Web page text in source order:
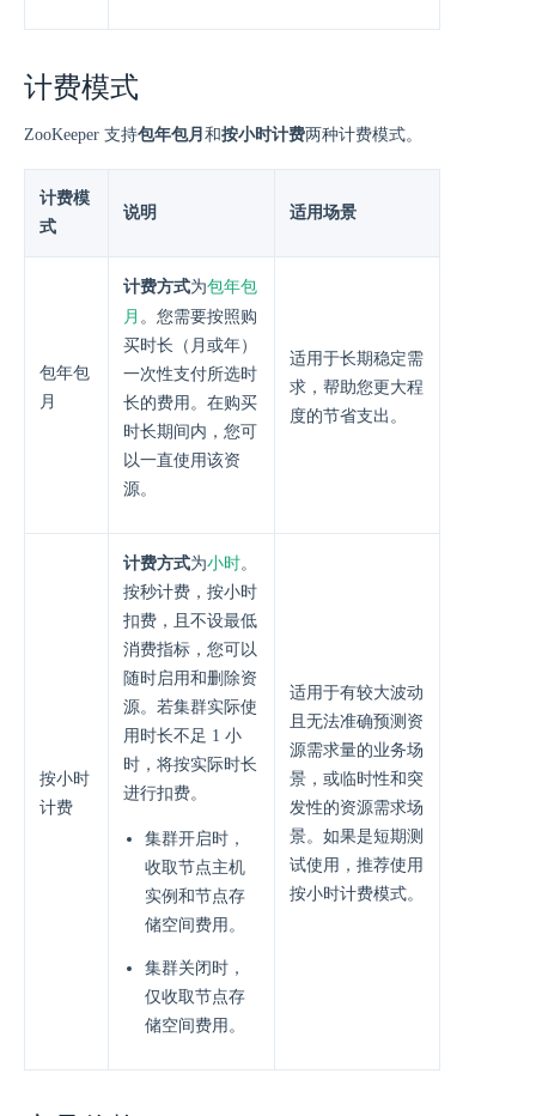
计费模式
ZooKeeper 支持包年包月 和按小时计费两种计费模式。
计费模
式
说明 适用场景
包年包
月
计费方式为包年包
月 。您需要按照购
买时长（月或年）
一次性支付所选时
长的费用。在购买
时长期间内，您可
以一直使用该资
源。
适用于长期稳定需
求，帮助您更大程
度的节省支出。
按小时
计费
计费方式为小时。
按秒计费，按小时
扣费，且不设最低
消费指标，您可以
随时启用和删除资
源。若集群实际使
用时长不足 1 小
时，将按实际时长
进行扣费。
集群开启时，
收取节点主机
实例和节点存
储空间费用。
集群关闭时，
仅收取节点存
储空间费用。
适用于有较大波动
且无法准确预测资
源需求量的业务场
景，或临时性和突
发性的资源需求场
景。如果是短期测
试使用，推荐使用
按小时计费模式。